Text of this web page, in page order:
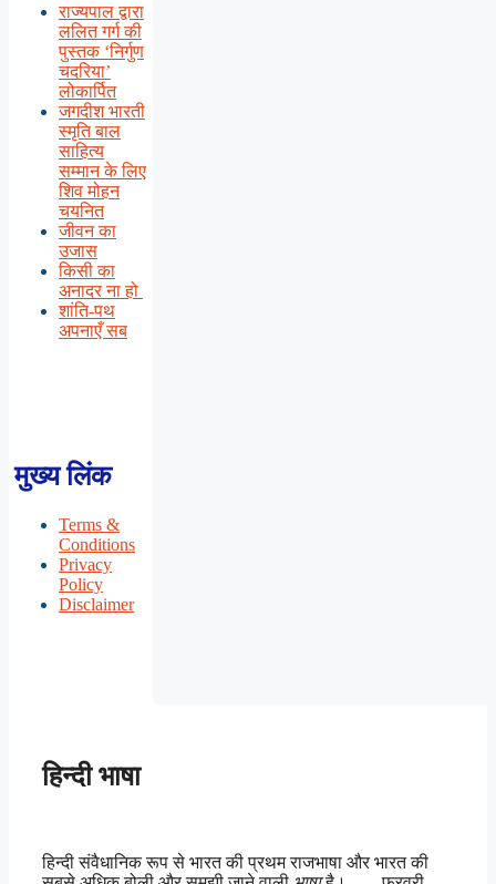
राज्यपाल द्वारा
ललित गर्ग की
पुस्तक ‘निर्गुण
चदरिया’
लोकार्पित
जगदीश भारती
स्मृति बाल
साहित्य
सम्मान के लिए
शिव मोहन
चयनित
जीवन का
उजास
किसी का
अनादर ना हो
शांति-पथ
अपनाएँ सब
मुख्य लिंक
Terms &
Conditions
Privacy
Policy
Disclaimer
हिन्दी भाषा
हिन्दी संवैधानिक रूप से भारत की प्रथम राजभाषा और भारत की